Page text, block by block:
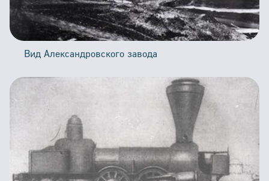
Вид Александровского завода